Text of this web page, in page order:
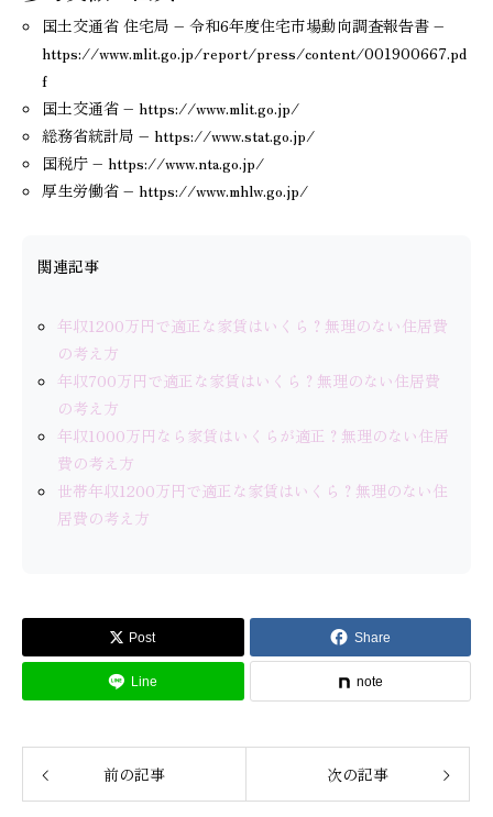
国土交通省 住宅局 – 令和6年度住宅市場動向調査報告書 –
https://www.mlit.go.jp/report/press/content/001900667.pd
f
国土交通省 – https://www.mlit.go.jp/
総務省統計局 – https://www.stat.go.jp/
国税庁 – https://www.nta.go.jp/
厚生労働省 – https://www.mhlw.go.jp/
関連記事
年収1200万円で適正な家賃はいくら？無理のない住居費
の考え方
年収700万円で適正な家賃はいくら？無理のない住居費
の考え方
年収1000万円なら家賃はいくらが適正？無理のない住居
費の考え方
世帯年収1200万円で適正な家賃はいくら？無理のない住
居費の考え方
Post Share
Line note
前の記事 次の記事